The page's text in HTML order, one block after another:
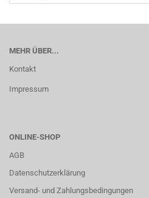
MEHR ÜBER...
Kontakt
Impressum
ONLINE-SHOP
AGB
Datenschutzerklärung
Versand- und Zahlungsbedingungen